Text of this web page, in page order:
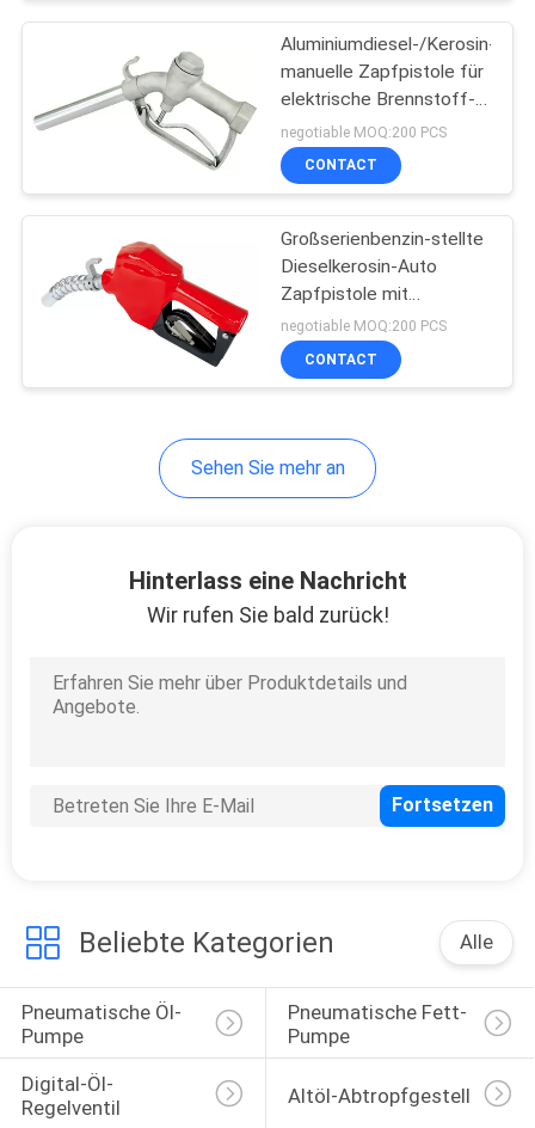
Aluminiumdiesel-/Kerosin-
manuelle Zapfpistole für
elektrische Brennstoff-
Förderpumpe
negotiable MOQ:200 PCS
CONTACT
Großserienbenzin-stellte
Dieselkerosin-Auto
Zapfpistole mit
aufgelistetem UL ab
negotiable MOQ:200 PCS
CONTACT
Sehen Sie mehr an
Hinterlass eine Nachricht
Wir rufen Sie bald zurück!
Beliebte Kategorien Alle
Pneumatische Öl-
Pumpe
Pneumatische Fett-
Pumpe
Digital-Öl-
Regelventil
Altöl-Abtropfgestell